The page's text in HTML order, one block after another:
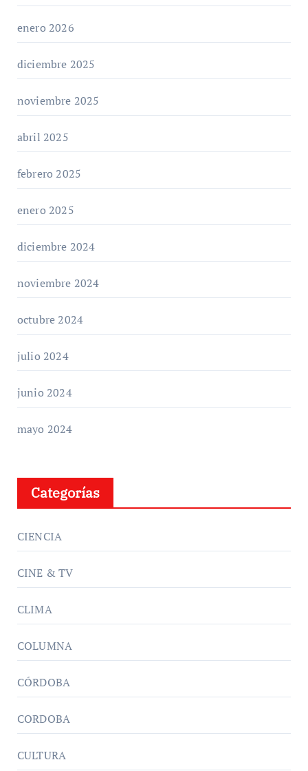
enero 2026
diciembre 2025
noviembre 2025
abril 2025
febrero 2025
enero 2025
diciembre 2024
noviembre 2024
octubre 2024
julio 2024
junio 2024
mayo 2024
Categorías
CIENCIA
CINE & TV
CLIMA
COLUMNA
CÓRDOBA
CORDOBA
CULTURA